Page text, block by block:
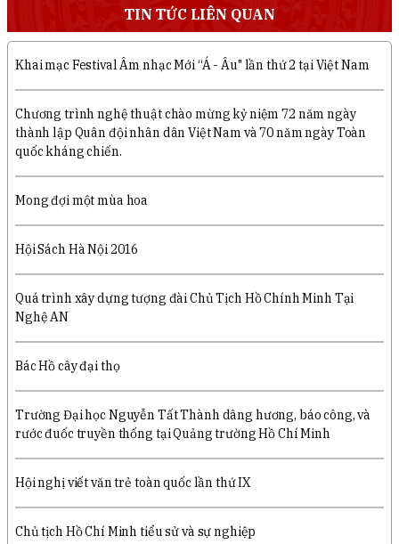
TIN TỨC LIÊN QUAN
Khai mạc Festival Âm nhạc Mới “Á - Âu" lần thứ 2 tại Việt Nam
Chương trình nghệ thuật chào mừng kỷ niệm 72 năm ngày
thành lập Quân đội nhân dân Việt Nam và 70 năm ngày Toàn
quốc kháng chiến.
Mong đợi một mùa hoa
Hội Sách Hà Nội 2016
Quá trình xây dựng tượng đài Chủ Tịch Hồ Chính Minh Tại
Nghệ AN
Bác Hồ cây đại thọ
Trường Đại học Nguyễn Tất Thành dâng hương, báo công, và
rước đuốc truyền thống tại Quảng trường Hồ Chí Minh
Hội nghị viết văn trẻ toàn quốc lần thứ IX
Chủ tịch Hồ Chí Minh tiểu sử và sự nghiệp